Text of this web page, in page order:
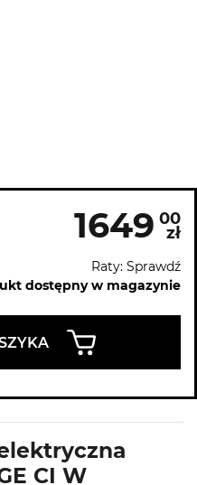
1649 00
zł
Raty: Sprawdź
dostępny w magazynie
CI W